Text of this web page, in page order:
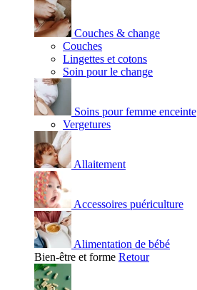
Couches & change
Couches
Lingettes et cotons
Soin pour le change
Soins pour femme enceinte
Vergetures
Allaitement
Accessoires puériculture
Alimentation de bébé
Bien-être et forme Retour